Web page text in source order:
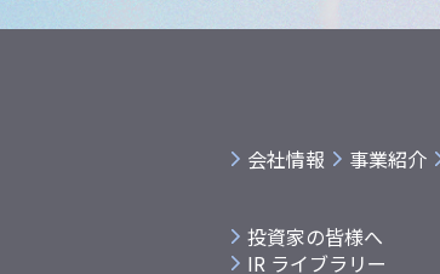
会社情報 事業紹介
投資家の皆様へ
IR ライブラリー